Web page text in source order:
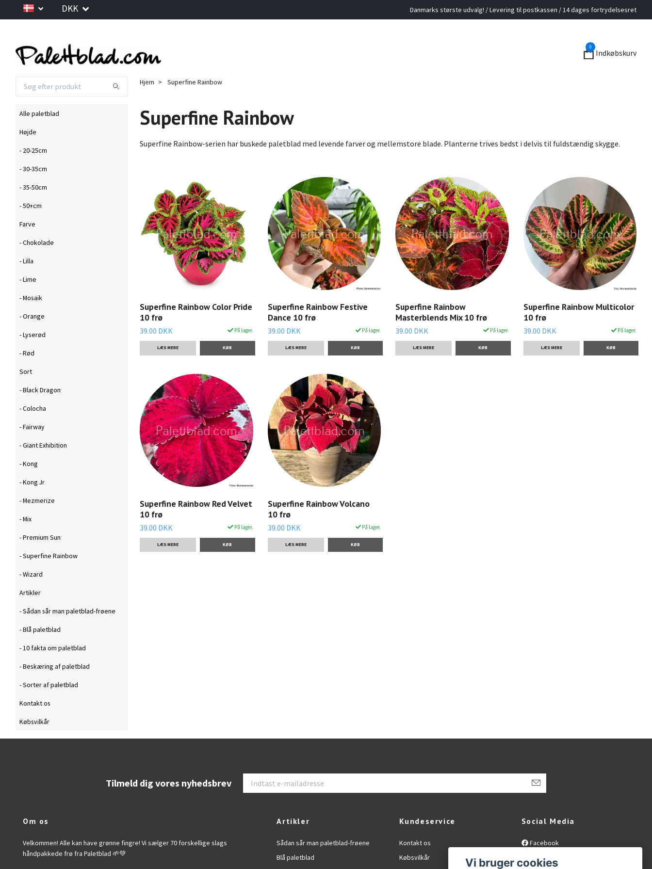
DKK Danmarks største udvalg! / Levering til postkassen / 14 dages fortrydelsesret
0
Indkøbskurv
Alle paletblad
Højde
- 20-25cm
- 30-35cm
- 35-50cm
- 50+cm
Farve
- Chokolade
- Lilla
- Lime
- Mosaik
- Orange
- Lyserød
- Rød
Sort
- Black Dragon
- Colocha
- Fairway
- Giant Exhibition
- Kong
- Kong Jr
- Mezmerize
- Mix
- Premium Sun
- Superfine Rainbow
- Wizard
Artikler
- Sådan sår man paletblad-frøene
- Blå paletblad
- 10 fakta om paletblad
- Beskæring af paletblad
- Sorter af paletblad
Kontakt os
Købsvilkår
Hjem Superfine Rainbow
Superfine Rainbow
Superfine Rainbow-serien har buskede paletblad med levende farver og mellemstore blade. Planterne trives bedst i delvis til fuldstændig skygge.
Superfine Rainbow Color Pride
10 frø
39.00 DKK På lager.
LÆS MERE
Superfine Rainbow Festive
Dance 10 frø
39.00 DKK På lager.
LÆS MERE
Superfine Rainbow
Masterblends Mix 10 frø
39.00 DKK På lager.
LÆS MERE
Superfine Rainbow Multicolor
10 frø
39.00 DKK På lager.
LÆS MERE
Superfine Rainbow Red Velvet
10 frø
39.00 DKK På lager.
LÆS MERE
Superfine Rainbow Volcano
10 frø
39.00 DKK På lager.
LÆS MERE
Tilmeld dig vores nyhedsbrev
Om os
Velkommen! Alle kan have grønne fingre! Vi sælger 70 forskellige slags
håndpakkede frø fra Paletblad 🌱💚
Artikler
Sådan sår man paletblad-frøene
Blå paletblad
Kundeservice
Kontakt os
Købsvilkår
Social Media
Facebook
Instagram
Vi bruger cookies